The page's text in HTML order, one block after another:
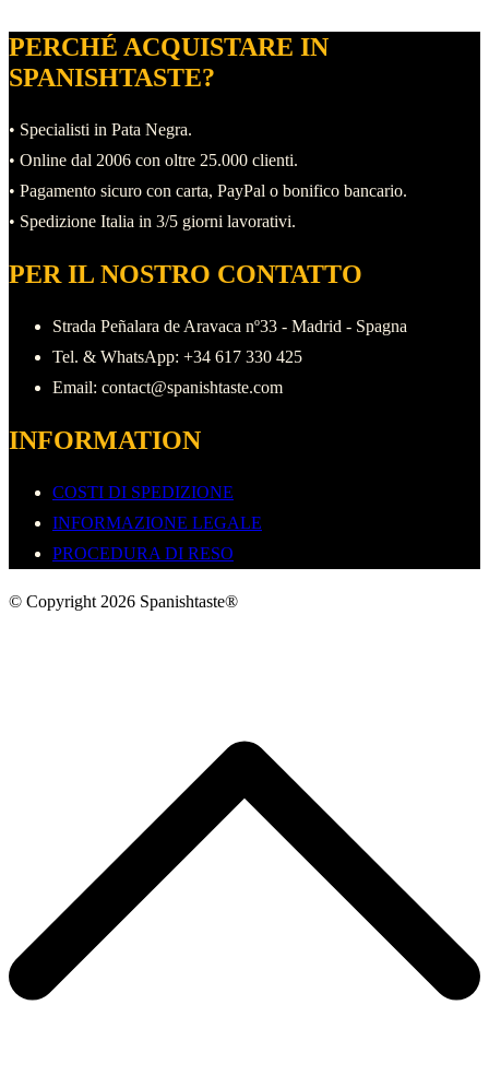
Sánchez
Romero
PERCHÉ ACQUISTARE IN
SPANISHTASTE?
• Specialisti in Pata Negra.
• Online dal 2006 con oltre 25.000 clienti.
• Pagamento sicuro con carta, PayPal o bonifico bancario.
• Spedizione Italia in 3/5 giorni lavorativi.
PER IL NOSTRO CONTATTO
Strada Peñalara de Aravaca nº33 - Madrid - Spagna
Tel. & WhatsApp: +34 617 330 425
Email: contact@spanishtaste.com
INFORMATION
COSTI DI SPEDIZIONE
INFORMAZIONE LEGALE
PROCEDURA DI RESO
© Copyright 2026 Spanishtaste®